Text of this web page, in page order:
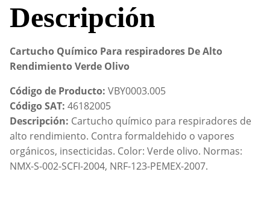
Descripción
Cartucho Químico Para respiradores De Alto
Rendimiento Verde Olivo
Código de Producto: VBY0003.005
Código SAT: 46182005
Descripción: Cartucho químico para respiradores de
alto rendimiento. Contra formaldehido o vapores
orgánicos, insecticidas. Color: Verde olivo. Normas:
NMX-S-002-SCFI-2004, NRF-123-PEMEX-2007.